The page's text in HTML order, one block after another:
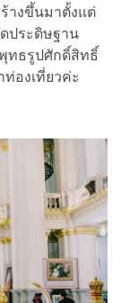
างขึ้นมาตั้งแต่
ประดิษฐาน
ทธรูปศักดิ์สิทธิ์
องเที่ยวค่ะ